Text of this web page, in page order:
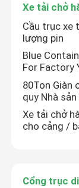
Video
Về chúng tôi
Tham quan
Liên hệ
Xe tải chở
Cầu trục xe
lượng pin
Blue
For Factory
80Ton Giàn
quy Nhà
Xe tải chở
cho cảng /
Cổng trục